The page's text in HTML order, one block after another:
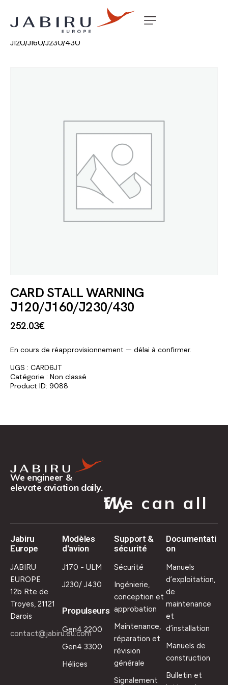
Accueil Non classé
J120/J160/J230/430
CARD STALL WARNING
J120/J160/J230/430
252.03€
En cours de réapprovisionnement — délai à confirmer.
UGS : CARD6JT
Catégorie : Non classé
Product ID: 9088
We engineer &
elevate aviation daily.
We can all fly.
Jabiru
Europe
JABIRU
EUROPE
12b Rte de
Troyes, 21121
Darois
contact@jabiru.eu.com
Modèles
d'avion
J170 - ULM
J230/ J430
Propulseurs
Gen4 2200
Gen4 3300
Hélices
Support &
sécurité
Sécurité
Ingénierie,
conception et
approbation
Maintenance,
réparation et
révision
générale
Signalement
Documentati
on
Manuels
d’exploitation,
de
maintenance
et
d’installation
Manuels de
construction
Bulletin et